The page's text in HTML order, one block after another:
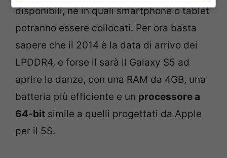
disponibili, nè in quali smartphone o tablet
potranno essere collocati. Per ora basta
sapere che il 2014 è la data di arrivo dei
LPDDR4, e forse il sarà il Galaxy S5 ad
aprire le danze, con una RAM da 4GB, una
batteria più efficiente e un processore a
64-bit simile a quelli progettati da Apple
per il 5S.